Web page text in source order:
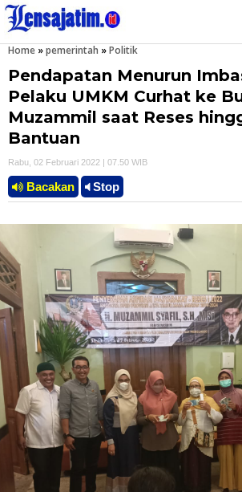
Home »pemerintah »Politik
Pendapatan Menurun
Pelaku UMKM Curhat ke
Muzammil saat Reses
Bantuan
Rabu, 02 Februari 2022 | 07.50 WIB
Bacakan Stop